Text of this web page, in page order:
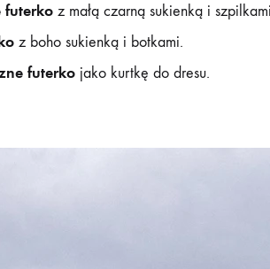
futerko z małą czarną sukienką i
z boho sukienką i botkami.
futerko jako kurtkę do dresu.